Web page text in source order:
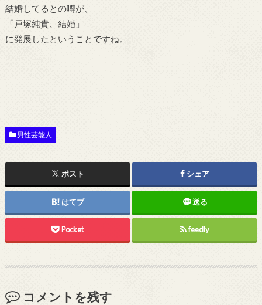
結婚してるとの噂が、
「戸塚純貴、結婚」
に発展したということですね。
男性芸能人
ポスト シェア
はてブ 送る
Pocket feedly
コメントを残す